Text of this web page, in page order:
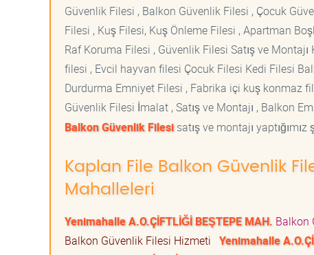
Güvenlik Filesi , Balkon Güvenlik Filesi , Çocuk
Filesi , Kuş Filesi, Kuş Önleme Filesi , Apartman
Raf Koruma Filesi , Güvenlik Filesi Satış ve
filesi , Evcil hayvan filesi Çocuk Filesi Kedi Filesi
Durdurma Emniyet Filesi , Fabrika içi kuş konmaz
Güvenlik Filesi İmalat , Satış ve Montajı , Balkon
Balkon Güvenlik Filesisatış ve montajı yaptığımız
Kaplan File Balkon Güvenlik
Mahalleleri
Yenimahalle A.O.ÇİFTLİĞİ BEŞTEPE MAH. Balkon
Balkon Güvenlik Filesi Hizmeti Yenimahalle